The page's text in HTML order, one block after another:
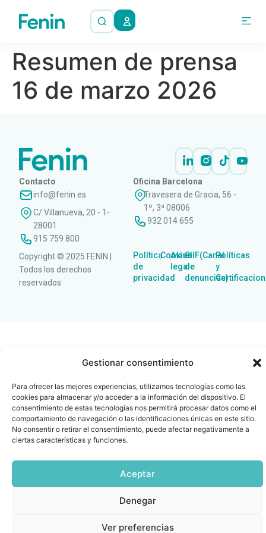
Gestionar consentimiento
Para ofrecer las mejores experiencias, utilizamos tecnologías como las
cookies para almacenar y/o acceder a la información del dispositivo. El
consentimiento de estas tecnologías nos permitirá procesar datos como el
comportamiento de navegación o las identificaciones únicas en este sitio.
No consentir o retirar el consentimiento, puede afectar negativamente a
ciertas características y funciones.
Aceptar
Denegar
Ver preferencias
Resumen de prensa
16 de marzo 2026
Contacto
info@fenin.es
C/ Villanueva, 20 - 1-
28001
915 759 800
Oficina Barcelona
Travesera de Gracia, 56 -
1º, 3ª 08006
932 014 655
Copyright © 2025 FENIN |
Todos los derechos
reservados
Política
de
privacidad
|Cookies
|Aviso
legal
|SIIF(Canal
de
denuncias)
|Políticas
y